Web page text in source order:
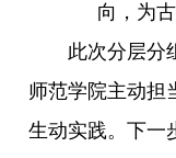
向，为
此次分层分组
师范学院主动担
生动实践。下一